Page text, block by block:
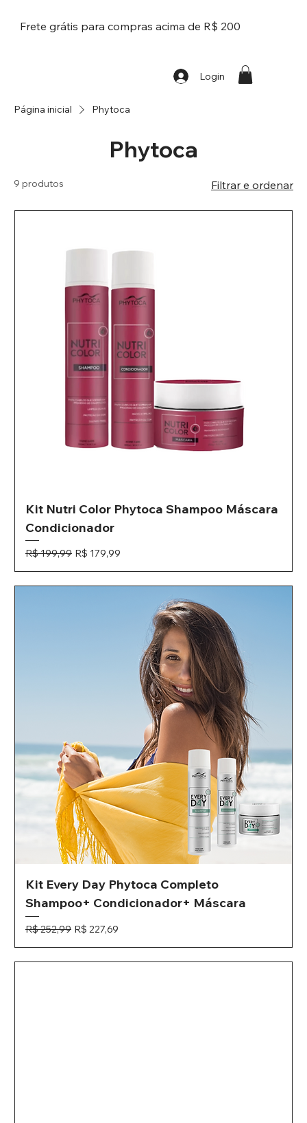
Frete grátis para compras acima de R$ 200
Login
Página inicial Phytoca
Phytoca
9 produtos Filtrar e ordenar
Kit Nutri Color Phytoca Shampoo Máscara
Condicionador
Preço normal
R$ 199,99 Preço promocional
R$ 179,99
Kit Every Day Phytoca Completo
Shampoo+ Condicionador+ Máscara
Preço normal
R$ 252,99 Preço promocional
R$ 227,69